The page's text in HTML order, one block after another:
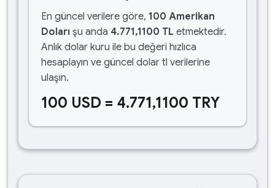
En güncel verilere göre, 100 Amerikan
Doları şu anda 4.771,1100 TL etmektedir.
Anlık dolar kuru ile bu değeri hızlıca
hesaplayın ve güncel dolar tl verilerine
ulaşın.
100 USD = 4.771,1100 TRY